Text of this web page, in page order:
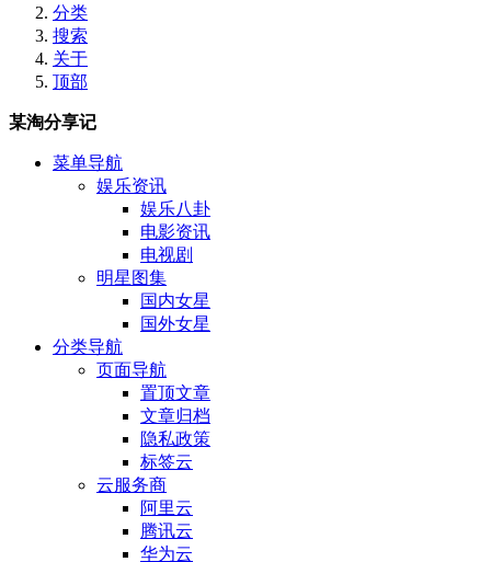
分类
搜索
关于
顶部
某淘分享记
菜单导航
娱乐资讯
娱乐八卦
电影资讯
电视剧
明星图集
国内女星
国外女星
分类导航
页面导航
置顶文章
文章归档
隐私政策
标签云
云服务商
阿里云
腾讯云
华为云